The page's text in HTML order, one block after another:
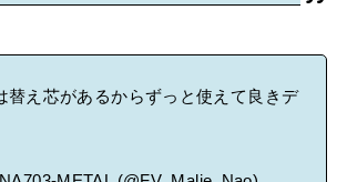
替え芯があるからずっと使えて良きデ